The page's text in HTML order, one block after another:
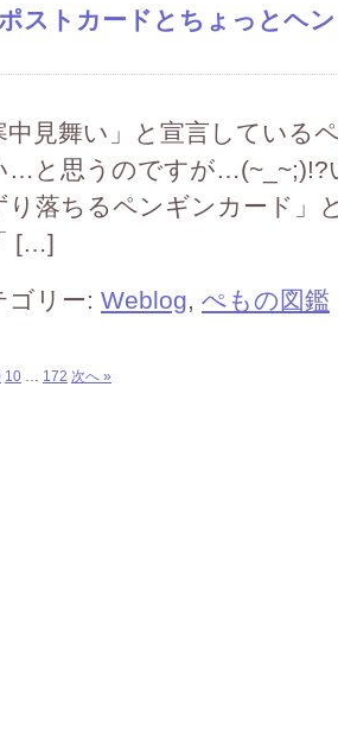
ストカードとちょっとヘ
中見舞い」と宣言している
…と思うのですが…(~_~;)!?
り落ちるペンギンカード」
[…]
ゴリー: Weblog, ぺもの図鑑
10 … 172 次へ »